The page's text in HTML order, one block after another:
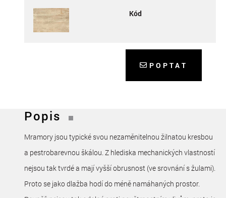
Kód
POPTAT
Popis
Mramory jsou typické svou nezaměnitelnou žilnatou kresbou
a pestrobarevnou škálou. Z hlediska mechanických vlastností
nejsou tak tvrdé a mají vyšší obrusnost (ve srovnání s žulami).
Proto se jako dlažba hodí do méně namáhaných prostor.